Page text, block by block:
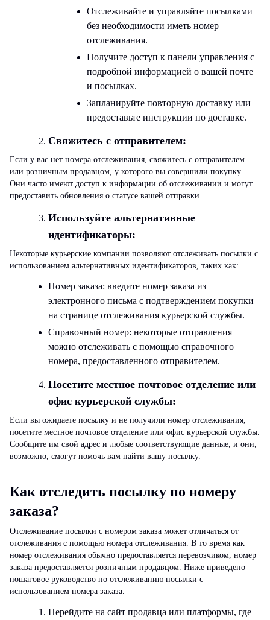
Отслеживайте и управляйте посылками
без необходимости иметь номер
отслеживания.
Получите доступ к панели управления с
подробной информацией о вашей почте
и посылках.
Запланируйте повторную доставку или
предоставьте инструкции по доставке.
Свяжитесь с отправителем:
Если у вас нет номера отслеживания, свяжитесь с отправителем
или розничным продавцом, у которого вы совершили покупку.
Они часто имеют доступ к информации об отслеживании и могут
предоставить обновления о статусе вашей отправки.
Используйте альтернативные
идентификаторы:
Некоторые курьерские компании позволяют отслеживать посылки с
использованием альтернативных идентификаторов, таких как:
Номер заказа: введите номер заказа из
электронного письма с подтверждением покупки
на странице отслеживания курьерской службы.
Справочный номер: некоторые отправления
можно отслеживать с помощью справочного
номера, предоставленного отправителем.
Посетите местное почтовое отделение или
офис курьерской службы:
Если вы ожидаете посылку и не получили номер отслеживания,
посетите местное почтовое отделение или офис курьерской службы.
Сообщите им свой адрес и любые соответствующие данные, и они,
возможно, смогут помочь вам найти вашу посылку.
Как отследить посылку по номеру
заказа?
Отслеживание посылки с номером заказа может отличаться от
отслеживания с помощью номера отслеживания. В то время как
номер отслеживания обычно предоставляется перевозчиком, номер
заказа предоставляется розничным продавцом. Ниже приведено
пошаговое руководство по отслеживанию посылки с
использованием номера заказа.
Перейдите на сайт продавца или платформы, где